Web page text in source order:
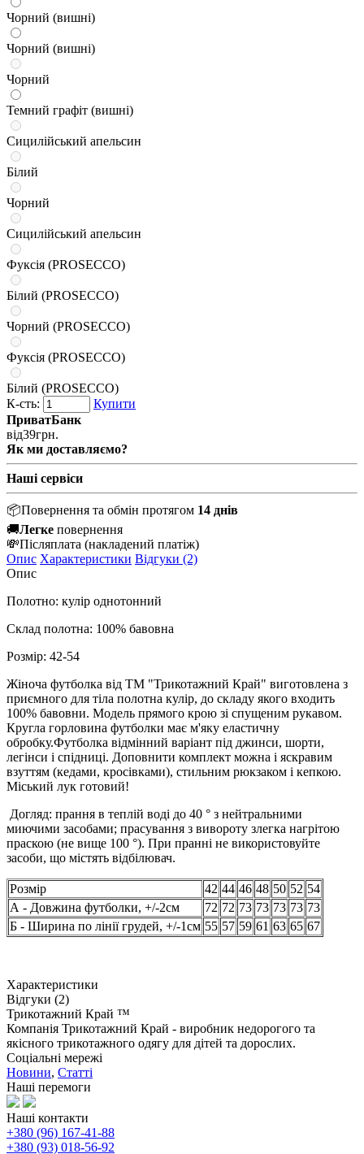
Чорний (вишні)
Чорний (вишні)
Чорний
Темний графіт (вишні)
Сицилійський апельсин
Білий
Чорний
Сицилійський апельсин
Фуксія (PROSECCO)
Білий (PROSECCO)
Чорний (PROSECCO)
Фуксія (PROSECCO)
Білий (PROSECCO)
К-сть:
Купити
ПриватБанк
від39грн.
Як ми доставляємо?
Наші сервіси
📦Повернення та обмін протягом 14 днів
🚚Легке повернення
💸Післяплата (накладений платіж)
Опис Характеристики Відгуки (2)
Опис
Полотно: кулір однотонний
Склад полотна: 100% бавовна
Розмір: 42-54
Жіноча футболка від ТМ "Трикотажний Край" виготовлена ​​з
приємного для тіла полотна кулір, до складу якого входить
100% бавовни. Модель прямого крою зі спущеним рукавом.
Кругла горловина футболки має м'яку еластичну
обробку.Футболка відмінний варіант під джинси, шорти,
легінси і спідниці. Доповнити комплект можна і яскравим
взуттям (кедами, кросівками), стильним рюкзаком і кепкою.
Міський лук готовий!
Догляд: прання в теплій воді до 40 ° з нейтральними
миючими засобами; прасування з вивороту злегка нагрітою
праскою (не вище 100 °). При пранні не використовуйте
засоби, що містять відбілювач.
Розмір 42 44 46 48 50 52 54
А - Довжина футболки, +/-2см
72 72 73 73 73 73 73
Б - Ширина по лінії грудей, +/-1см 55 57 59 61 63 65 67
Характеристики
Відгуки (2)
Трикотажний Край ™
Компанія Трикотажний Край - виробник недорогого та
якісного трикотажного одягу для дітей та дорослих.
Соціальні мережі
Новини, Статті
Наші перемоги
Наші контакти
+380 (96) 167-41-88
+380 (93) 018-56-92